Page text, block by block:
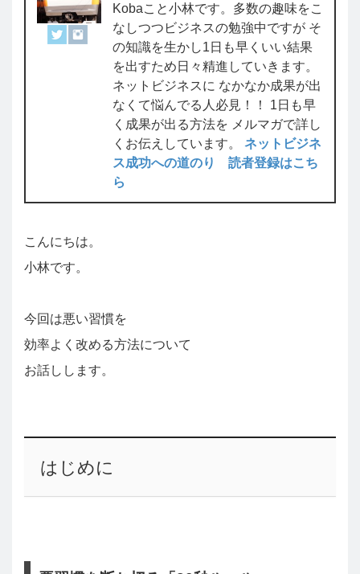
Kobaこと小林です。多数の趣味をこ
なしつつビジネスの勉強中ですが そ
の知識を生かし1日も早くいい結果
を出すため日々精進していきます。
ネットビジネスに なかなか成果が出
なくて悩んでる人必見！！ 1日も早
く成果が出る方法を メルマガで詳し
くお伝えしています。 ネットビジネ
ス成功への道のり 読者登録はこち
ら
こんにちは。
小林です。
今回は悪い習慣を
効率よく改める方法について
お話しします。
はじめに